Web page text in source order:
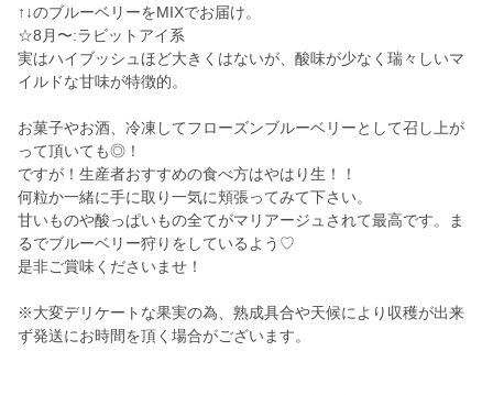
↑↓のブルーベリーをMIXでお届け。
☆8月〜:ラビットアイ系
実はハイブッシュほど大きくはないが、酸味が少なく瑞々しいマ
イルドな甘味が特徴的。
お菓子やお酒、冷凍してフローズンブルーベリーとして召し上が
って頂いても◎！
ですが！生産者おすすめの食べ方はやはり生！！
何粒か一緒に手に取り一気に頬張ってみて下さい。
甘いものや酸っぱいもの全てがマリアージュされて最高です。ま
るでブルーベリー狩りをしているよう♡
是非ご賞味くださいませ！
※大変デリケートな果実の為、熟成具合や天候により収穫が出来
ず発送にお時間を頂く場合がございます。